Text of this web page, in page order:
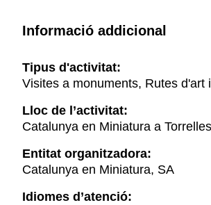
Informació addicional
Tipus d'activitat:
Visites a monuments, Rutes d'art
Lloc de l’activitat:
Catalunya en Miniatura a
Entitat organitzadora:
Catalunya en Miniatura, SA
Idiomes d’atenció: